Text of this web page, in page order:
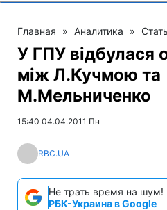
Главная » Аналитика »
У ГПУ відбулася
між Л.Кучмою та
М.Мельниченко
15:40 04.04.2011 Пн
RBC.UA
Не трать время на шум!
РБК-Украина в Google